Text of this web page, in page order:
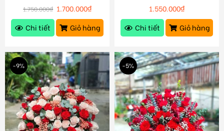
1.750.000₫ 1.700.000₫
Chi tiết
Giỏ hàng
1.550.000₫
Chi tiết
Giỏ hàng
-9% -5%